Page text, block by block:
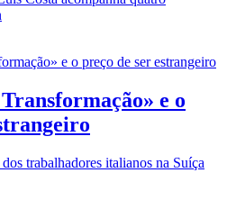
e o
trabalhadores italianos na Suíça